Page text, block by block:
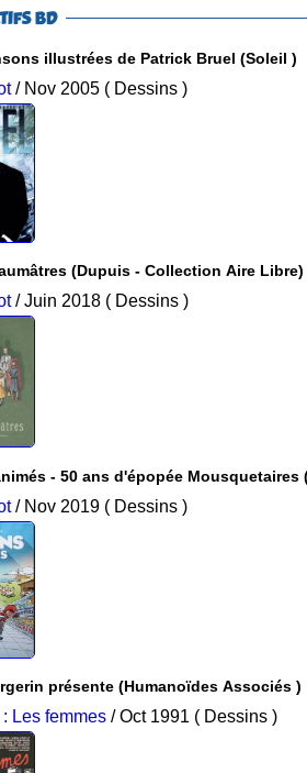
BD
Les Chansons illustrées de Patrick Bruel (Soleil )
/ Nov 2005 ( Dessins )
Contes saumâtres (Dupuis - Collection Aire Libre)
/ Juin 2018 ( Dessins )
- 50 ans d'épopée
/ Nov 2019 ( Dessins )
présente (Humanoïdes Associés )
: Les femmes / Oct 1991 ( Dessins )